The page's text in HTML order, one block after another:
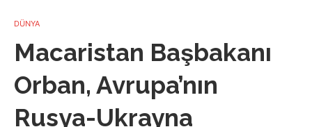
DÜNYA
Macaristan Başbakanı
Orban, Avrupa’nın
Rusya-Ukrayna